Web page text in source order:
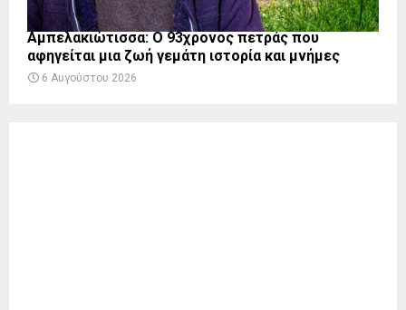
Αμπελακιώτισσα: Ο 93χρονος πετράς που
αφηγείται μια ζωή γεμάτη ιστορία και μνήμες
6 Αυγούστου 2026